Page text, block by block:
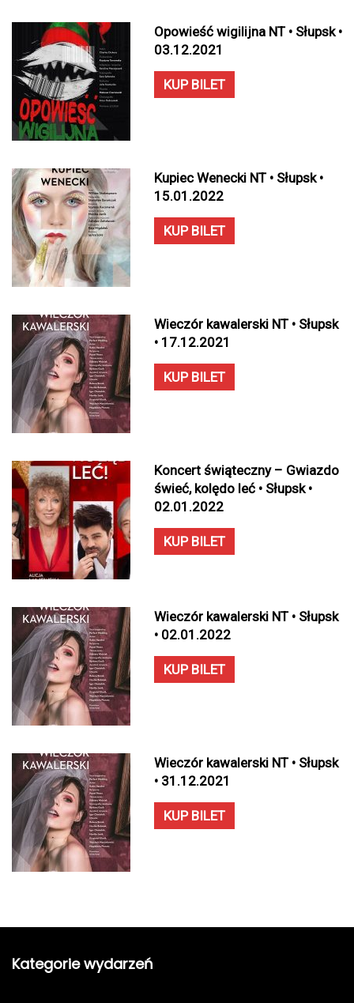
Opowieść wigilijna NT • Słupsk •
03.12.2021
KUP BILET
Kupiec Wenecki NT • Słupsk •
15.01.2022
KUP BILET
Wieczór kawalerski NT • Słupsk
• 17.12.2021
KUP BILET
Koncert świąteczny – Gwiazdo
świeć, kolędo leć • Słupsk •
02.01.2022
KUP BILET
Wieczór kawalerski NT • Słupsk
• 02.01.2022
KUP BILET
Wieczór kawalerski NT • Słupsk
• 31.12.2021
KUP BILET
Kategorie wydarzeń